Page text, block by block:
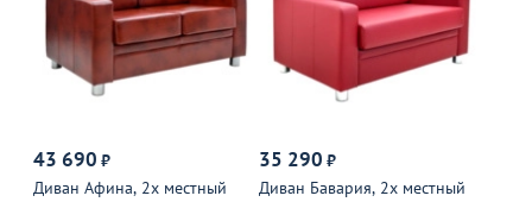
43 690 ₽
Диван Афина, 2х местный
35 290 ₽
Диван Бавария, 2х местный